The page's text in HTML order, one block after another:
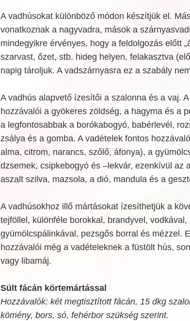
A vadhúsokat különböző módon készítjük el.
vonatkoznak a nagyvadra, mások a
mindegyikre érvényes, hogy a feldolgozás előtt
szarvast, őzet, stb. hideg helyen, felakasztva
napig tároljuk. A vadszárnyasra ez a szabály
A vadhús alapvető ízesítői a szalonna és a vaj.
hozzávalói a gyökeres zöldség, a hagyma és a
a legfontosabbak a borókabogyó, babérlevél,
zsálya és a gomba. A vadételek fontos
alma, citrom, narancs, szőlő, áfonya), a
dzsemek, csipkebogyó és –lekvár, ezenkívül az
aszalt szilva, mazsola, a dió, mandula és a
A vadhúsokhoz illő mártásokat ízesíthetjük a
tejföllel, különféle borokkal, brandyvel, vodkával,
gyümölcspálinkával, pezsgős borral és mézzel.
hozzávalói még a vadételeknek a füstölt hús,
vagy libamáj.
Sült fácán körtemártással
Hozzávalók: két megtisztított fácán, 15 dkg
kömény, bors, só, fehérbor szükség szerint.